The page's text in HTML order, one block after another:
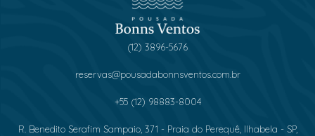
(12) 3896-5676
reservas@pousadabonnsventos.com.br
+55 (12) 98883-8004
R. Benedito Serafim Sampaio, 371 - Praia do Perequê, Ilhabela - SP,